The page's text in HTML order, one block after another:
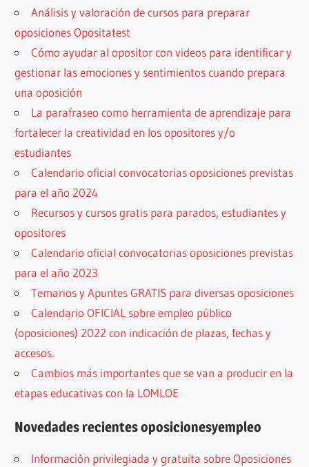
Análisis y valoración de cursos para preparar
oposiciones Opositatest
Cómo ayudar al opositor con videos para identificar y
gestionar las emociones y sentimientos cuando prepara
una oposición
La parafraseo como herramienta de aprendizaje para
fortalecer la creatividad en los opositores y/o
estudiantes
Calendario oficial convocatorias oposiciones previstas
para el año 2024
Recursos y cursos gratis para parados, estudiantes y
opositores
Calendario oficial convocatorias oposiciones previstas
para el año 2023
Temarios y Apuntes GRATIS para diversas oposiciones
Calendario OFICIAL sobre empleo público
(oposiciones) 2022 con indicación de plazas, fechas y
accesos.
Cambios más importantes que se van a producir en la
etapas educativas con la LOMLOE
Novedades recientes oposicionesyempleo
Información privilegiada y gratuita sobre Oposiciones